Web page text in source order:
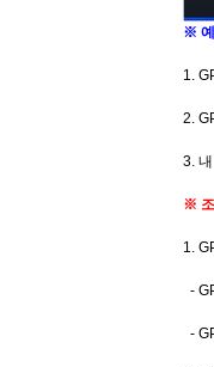
※
1.
2.
3.
※
1.
-
-